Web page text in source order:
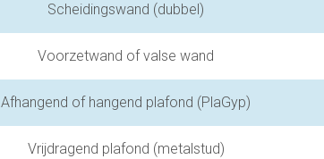
Scheidingswand (dubbel)
Voorzetwand of valse wand
Afhangend of hangend plafond (PlaGyp)
Vrijdragend plafond (metalstud)